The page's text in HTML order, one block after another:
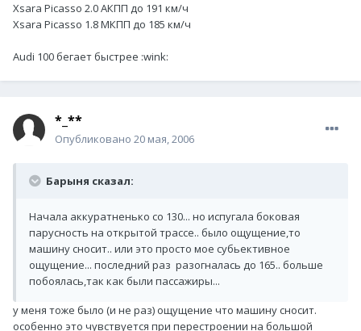
Xsara Picasso 2.0 АКПП до 191 км/ч
Xsara Picasso 1.8 МКПП до 185 км/ч
Audi 100 бегает быстрее :wink:
*_**
Опубликовано 20 мая, 2006
Барыня сказал:
Начала аккуратненько со 130... но испугала боковая
парусность на открытой трассе.. было ощущение,то
машину сносит.. или это просто мое субьективное
ощущение... последний раз разогналась до 165.. больше
побоялась,так как были пассажиры...
у меня тоже было (и не раз) ощущение что машину сносит.
особенно это чувствуется при перестроении на большой